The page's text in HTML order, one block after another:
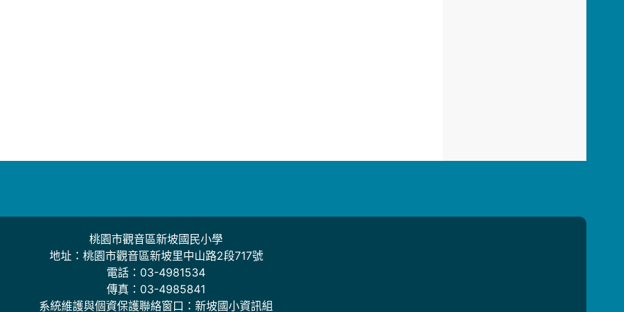
桃園市觀音區新坡國民小學
地址：桃園市觀音區新坡里中山路2段717號
電話：03-4981534
傳真：03-4985841
系統維護與個資保護聯絡窗口：新坡國小資訊組